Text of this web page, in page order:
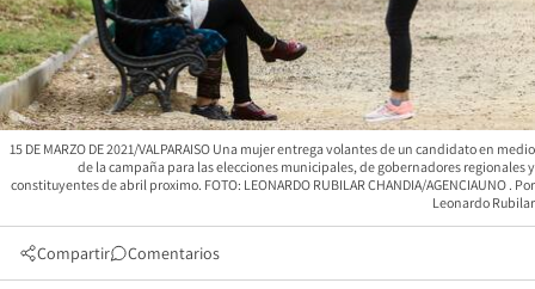
15 DE MARZO DE 2021/VALPARAISO Una mujer entrega volantes de un candidato en medio
de la campaña para las elecciones municipales, de gobernadores regionales y
constituyentes de abril proximo. FOTO: LEONARDO RUBILAR CHANDIA/AGENCIAUNO
Leonardo Rubilar
Compartir Comentarios